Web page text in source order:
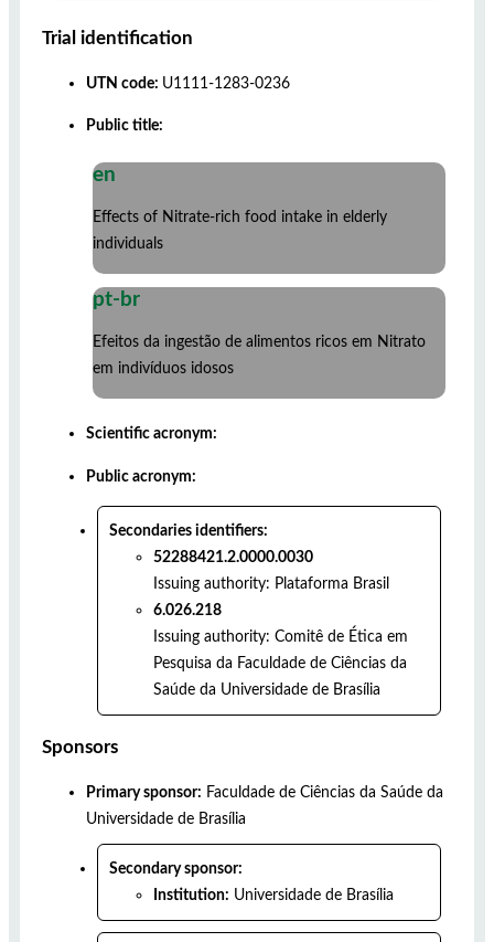
Trial identification
UTN code: U1111-1283-0236
Public title:
en
Effects of Nitrate-rich food intake in elderly
individuals
pt-br
Efeitos da ingestão de alimentos ricos em Nitrato
em indivíduos idosos
Scientific acronym:
Public acronym:
Secondaries identifiers:
52288421.2.0000.0030
Issuing authority: Plataforma Brasil
6.026.218
Issuing authority: Comitê de Ética em
Pesquisa da Faculdade de Ciências da
Saúde da Universidade de Brasília
Sponsors
Primary sponsor: Faculdade de Ciências da Saúde da
Universidade de Brasília
Secondary sponsor:
Institution: Universidade de Brasília